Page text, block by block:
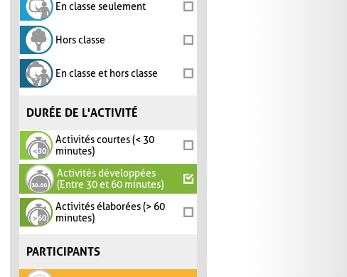
En classe seulement
Hors classe
En classe et hors classe
DURÉE DE L'ACTIVITÉ
Activités courtes (< 30
minutes)
Activités développées
(Entre 30 et 60 minutes)
Activités élaborées (> 60
minutes)
PARTICIPANTS